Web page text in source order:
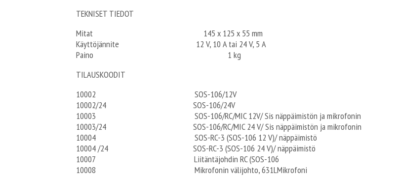
TEKNISET TIEDOT
Mitat 145 x 125 x 55 mm
Käyttöjännite 12 V, 10 A tai 24 V, 5 A
Paino 1 kg
TILAUSKOODIT
10002 SOS-106/12V
10002/24 SOS-106/24V
10003 SOS-106/RC/MIC 12V/ Sis näppäimistön ja mikrofonin
10003/24 SOS-106/RC/MIC 24 V/ Sis näppäimistön ja mikrofonin
10004 SOS-RC-3 (SOS-106 12 V)/ näppäimistö
10004 /24 SOS-RC-3 (SOS-106 24 V)/ näppäimistö
10007 Liitäntäjohdin RC (SOS-106
10008 Mikrofonin välijohto, 631LMikrofoni